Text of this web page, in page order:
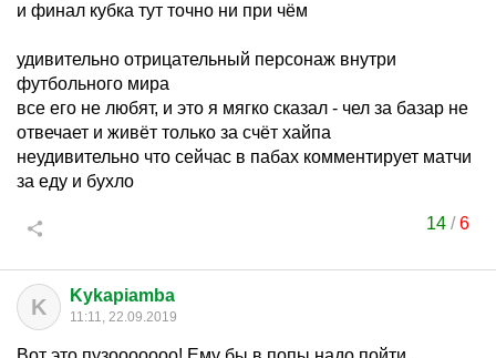
и финал кубка тут точно ни при чём
удивительно отрицательный персонаж внутри
футбольного мира
все его не любят, и это я мягко сказал - чел за базар не
отвечает и живёт только за счёт хайпа
неудивительно что сейчас в пабах комментирует матчи
за еду и бухло
14 /6
K Kykapiamba
11:11, 22.09.2019